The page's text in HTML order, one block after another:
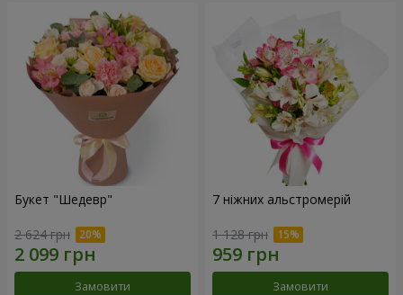
Букет "Шедевр"
2 624 грн
Замовити
7 ніжних альстромерій
1 128 грн
Замовити